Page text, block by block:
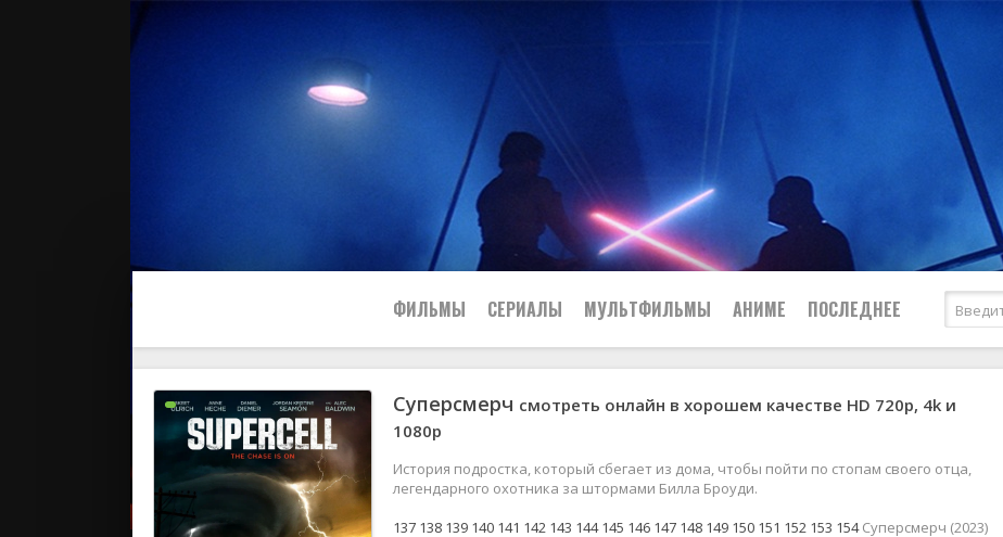
ФИЛЬМЫ
Все
2023
Детективы
Криминал
СЕРИАЛЫ МУЛЬТФИЛЬМЫ АНИМЕ ПОСЛЕДНЕЕ
Все
Суперсмерч смотреть онлайн в хорошем качестве HD 720p, 4k и
1080p
История подростка, который сбегает из дома, чтобы пойти по стопам своего отца,
легендарного охотника за штормами Билла Броуди.
137 138 139 140 141 142 143 144 145 146 147 148 149 150 151 152 153 154Суперсмерч (2023)